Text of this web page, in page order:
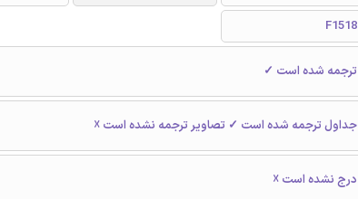
F1518
ترجمه شده است ✓
جداول ترجمه شده است ✓ تصاویر ترجمه نشده است ☓
درج نشده است ☓